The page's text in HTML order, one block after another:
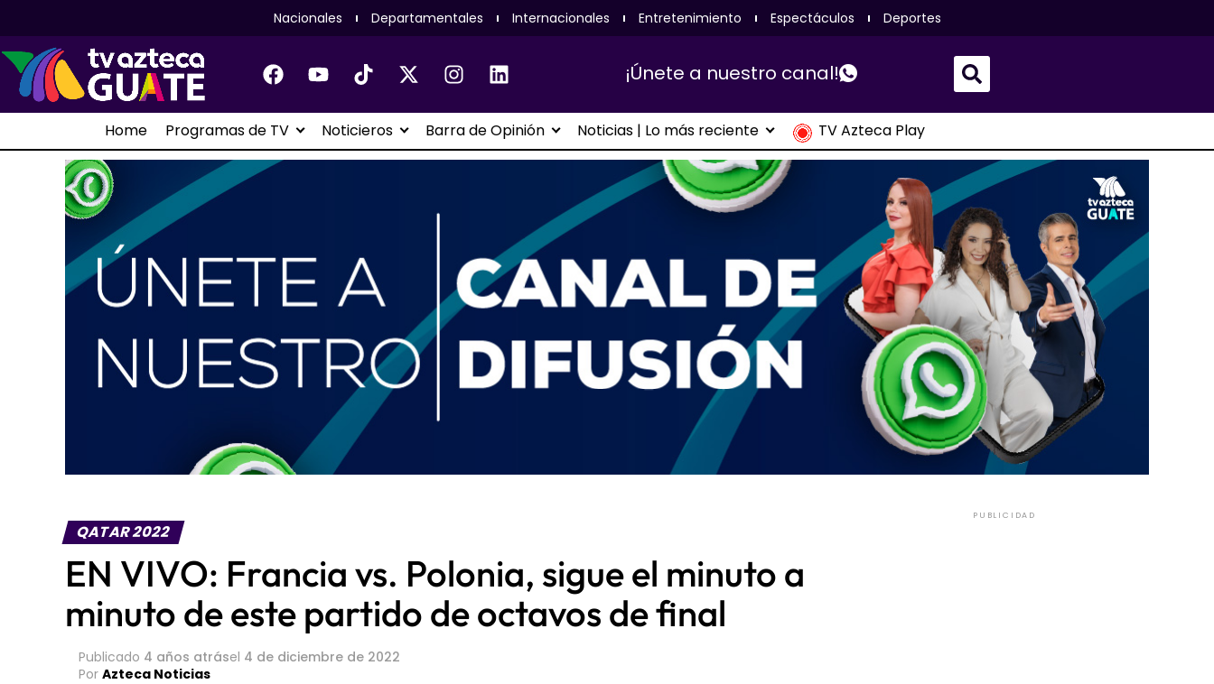
Nacionales Departamentales Internacionales Entretenimiento Espectáculos Deportes
¡Únete a nuestro canal!
Home Programas de TV Noticieros Barra de Opinión Noticias | Lo más reciente TV Azteca Play
QATAR 2022
EN VIVO: Francia vs. Polonia, sigue el minuto a
minuto de este partido de octavos de final
Publicado 4 años atrásel 4 de diciembre de 2022
Por Azteca Noticias
PUBLICIDAD